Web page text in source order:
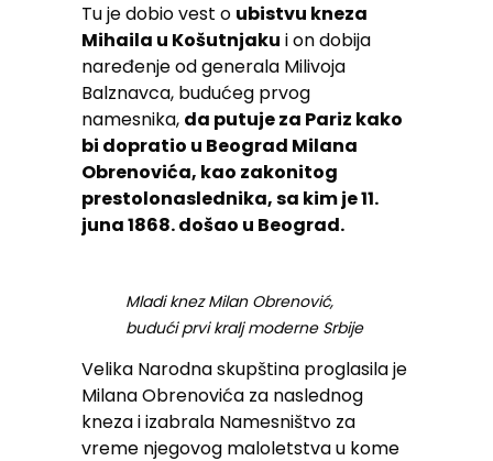
Tu je dobio vest o ubistvu kneza
Mihaila u Košutnjaku i on dobija
naređenje od generala Milivoja
Balznavca, budućeg prvog
namesnika, da putuje za Pariz kako
bi dopratio u Beograd Milana
Obrenovića, kao zakonitog
prestolonaslednika, sa kim je 11.
juna 1868. došao u Beograd.
Mladi knez Milan Obrenović,
budući prvi kralj moderne Srbije
Velika Narodna skupština proglasila je
Milana Obrenovića za naslednog
kneza i izabrala Namesništvo za
vreme njegovog maloletstva u kome